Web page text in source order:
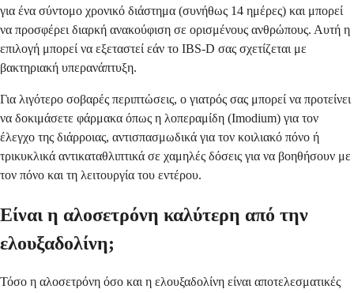
για ένα σύντομο χρονικό διάστημα (συνήθως 14 ημέρες) και μπορεί
να προσφέρει διαρκή ανακούφιση σε ορισμένους ανθρώπους. Αυτή η
επιλογή μπορεί να εξεταστεί εάν το IBS-D σας σχετίζεται με
βακτηριακή υπερανάπτυξη.
Για λιγότερο σοβαρές περιπτώσεις, ο γιατρός σας μπορεί να προτείνει
να δοκιμάσετε φάρμακα όπως η λοπεραμίδη (Imodium) για τον
έλεγχο της διάρροιας, αντισπασμωδικά για τον κοιλιακό πόνο ή
τρικυκλικά αντικαταθλιπτικά σε χαμηλές δόσεις για να βοηθήσουν με
τον πόνο και τη λειτουργία του εντέρου.
Είναι η αλοσετρόνη καλύτερη από την
ελουξαδολίνη;
Τόσο η αλοσετρόνη όσο και η ελουξαδολίνη είναι αποτελεσματικές